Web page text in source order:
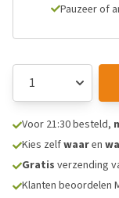
Pauzeer of
Voor 21:30 besteld,
Kies zelfwaaren
Gratis verzending
Klanten beoordelen